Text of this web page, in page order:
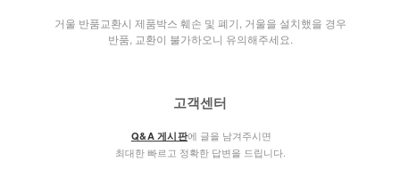
거울 반품교환시 제품박스 훼손 및 폐기, 거울을 설치했을 경우
반품, 교환이 불가하오니 유의해주세요.
고객센터
Q&A 게시판에 글을 남겨주시면
최대한 빠르고 정확한 답변을 드립니다.